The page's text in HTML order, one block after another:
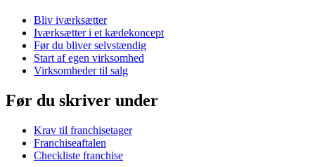
Bliv iværksætter
Iværksætter i et kædekoncept
Før du bliver selvstændig
Start af egen virksomhed
Virksomheder til salg
Før du skriver under
Krav til franchisetager
Franchiseaftalen
Checkliste franchise